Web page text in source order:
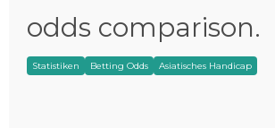
odds comparison.
Statistiken Betting Odds Asiatisches Handicap